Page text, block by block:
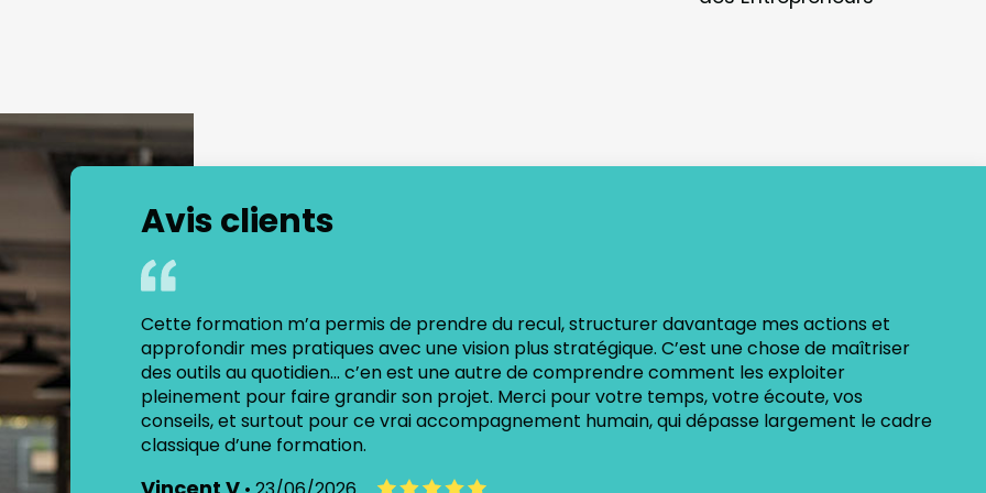
Avis clients
je
d’une
Cette formation m’a permis de prendre du recul, structurer davantage mes actions et
approfondir mes pratiques avec une vision plus stratégique. C’est une chose de maîtriser
des outils au quotidien… c’en est une autre de comprendre comment les exploiter
pleinement pour faire grandir son projet. Merci pour votre temps, votre écoute, vos
conseils, et surtout pour ce vrai accompagnement humain, qui dépasse largement le cadre
classique d’une formation.